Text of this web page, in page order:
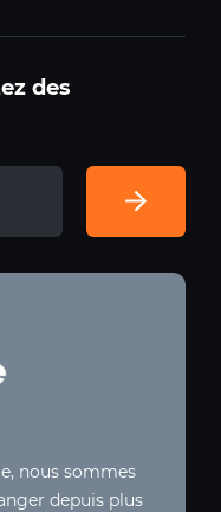
des
nous sommes
depuis plus